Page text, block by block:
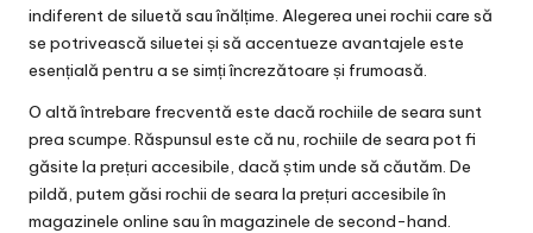
indiferent de siluetă sau înălțime. Alegerea unei rochii care să
se potrivească siluetei și să accentueze avantajele este
esențială pentru a se simți încrezătoare și frumoasă.
O altă întrebare frecventă este dacă rochiile de seara sunt
prea scumpe. Răspunsul este că nu, rochiile de seara pot fi
găsite la prețuri accesibile, dacă știm unde să căutăm. De
pildă, putem găsi rochii de seara la prețuri accesibile în
magazinele online sau în magazinele de second-hand.